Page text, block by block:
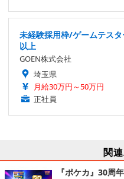
未経験採用枠/ゲームテス
以上
GOEN株式会社
埼玉県
月給30万円～50万円
正社員
関
『ポケカ』30周